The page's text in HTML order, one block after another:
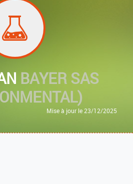
BAYER SAS
Mise à jour le 23/12/2025